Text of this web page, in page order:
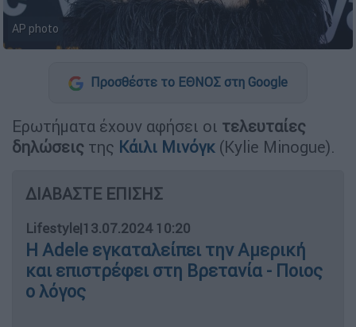
AP photo
Προσθέστε το ΕΘΝΟΣ στη Google
Ερωτήματα έχουν αφήσει οι τελευταίες
δηλώσεις της Κάιλι Μινόγκ (Kylie Minogue).
ΔΙΑΒΑΣΤΕ ΕΠΙΣΗΣ
Lifestyle|13.07.2024 10:20
Η Adele εγκαταλείπει την Αμερική
και επιστρέφει στη Βρετανία - Ποιος
ο λόγος